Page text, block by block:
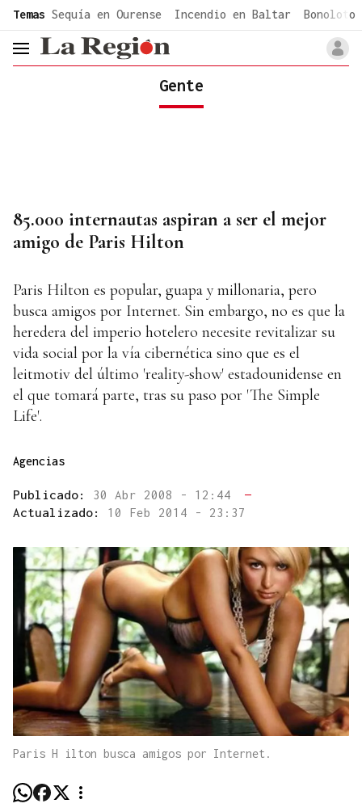
common.go-to-content
Temas Sequía en Ourense Incendio en Baltar Bonoloto
header.menu.open
Gente
85.000 internautas aspiran a ser el mejor
amigo de Paris Hilton
Paris Hilton es popular, guapa y millonaria, pero
busca amigos por Internet. Sin embargo, no es que la
heredera del imperio hotelero necesite revitalizar su
vida social por la vía cibernética sino que es el
leitmotiv del último 'reality-show' estadounidense en
el que tomará parte, tras su paso por 'The Simple
Life'.
Agencias
Publicado: 30 Abr 2008 - 12:44
—
Actualizado: 10 Feb 2014 - 23:37
Paris H ilton busca amigos por Internet.